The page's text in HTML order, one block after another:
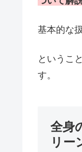
基本的な
というこ
す。
全身
リー